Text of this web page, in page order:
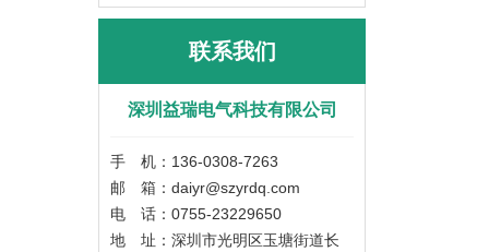
联系我们
深圳益瑞电气科技有限公司
手 机：136-0308-7263
邮 箱：daiyr@szyrdq.com
电 话：0755-23229650
地 址：深圳市光明区玉塘街道长